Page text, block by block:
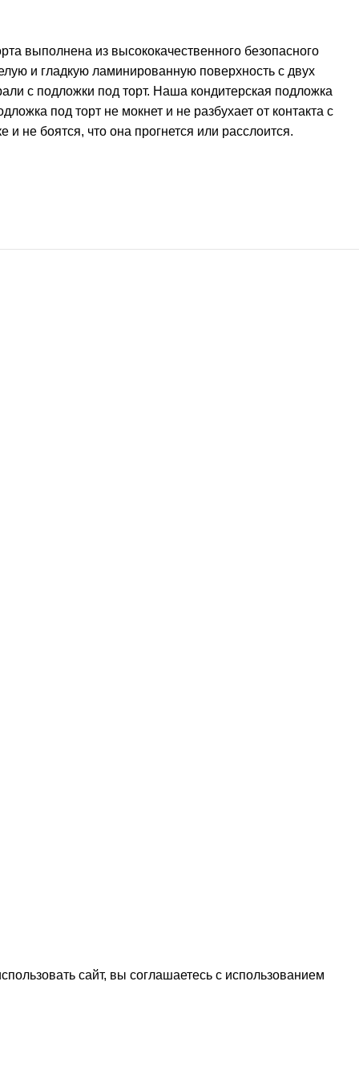
выполнена из высококачественного безопасного
и гладкую ламинированную поверхность с двух
с подложки под торт. Наша кондитерская подложка
под торт не мокнет и не разбухает от контакта с
не боятся, что она прогнется или расслоится.
сайт, вы соглашаетесь с использованием